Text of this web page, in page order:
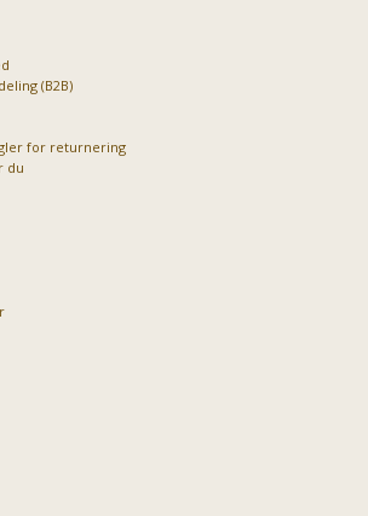
(B2B)
for returnering
du
kun 29,95
Se dem nu